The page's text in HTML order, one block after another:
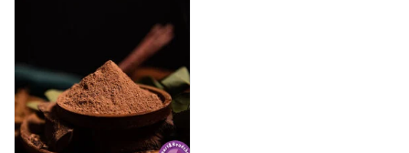
Psychedelic
Rituals & Wierook